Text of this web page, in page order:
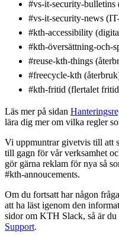
#vs-it-security-bulletins
#vs-it-security-news
#kth-accessibility
#kth-översättning-och-
#reuse-kth-things
#freecycle-kth
#kth-fritid (flertalet
Läs mer på sidan
lära dig mer om vilka regler
Vi uppmuntrar givetvis till att
till gagn för vår verksamhet
gör gärna reklam för nya så
#kth-annoucements.
Om du fortsatt har någon
att ha läst igenom den
sidor om KTH Slack, så är du
Support.